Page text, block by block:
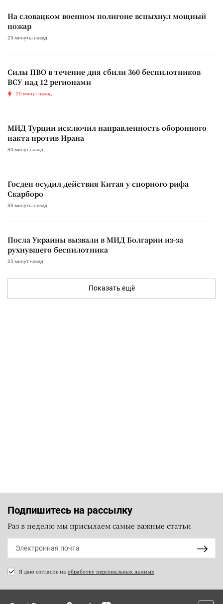
На словацком военном полигоне вспыхнул мощный
пожар
23 минуты назад
Силы ПВО в течение дня сбили 360 беспилотников
ВСУ над 12 регионами
25 минут назад
МИД Турции исключил направленность оборонного
пакта против Ирана
30 минут назад
Госдеп осудил действия Китая у спорного рифа
Скарборо
33 минуты назад
Посла Украины вызвали в МИД Болгарии из-за
рухнувшего беспилотника
35 минут назад
Показать ещё
Подпишитесь на рассылку
Раз в неделю мы присылаем самые важные статьи
Я даю согласие на обработку персональных данных